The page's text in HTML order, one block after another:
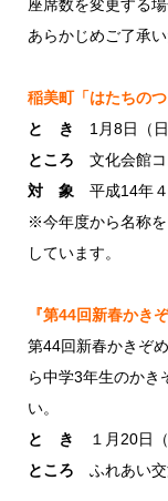
座席数を変更する場
あらかじめご了承
稲美町「はたちのつ
と き
1月8日（日
ところ 文化会館
対 象 平成14年４
※今年度から名称
しています。
『第44回新春かき
第44回新春かきぞ
ら中学3年生のかき
い。
と き
１月20日
ところ ふれあい